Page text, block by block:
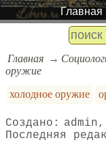
Главная
Главная
оружие
холодное оружие
admin